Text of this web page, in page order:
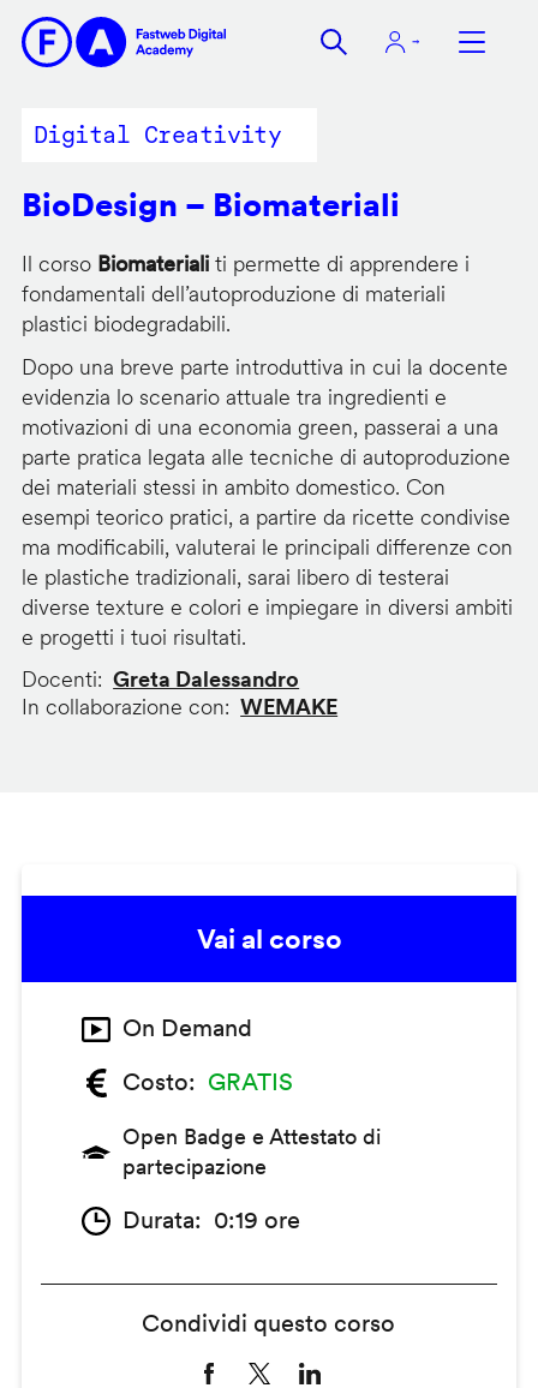
contenuto
Digital Creativity
BioDesign – Biomateriali
Il corso Biomaterialiti permette di apprendere i
fondamentali dell’autoproduzione di materiali
plastici biodegradabili.
Dopo una breve parte introduttiva in cui la docente
evidenzia lo scenario attuale tra ingredienti e
motivazioni di una economia green, passerai a una
parte pratica legata alle tecniche di autoproduzione
dei materiali stessi in ambito domestico. Con
esempi teorico pratici, a partire da ricette condivise
ma modificabili, valuterai le principali differenze con
le plastiche tradizionali, sarai libero di testerai
diverse texture e colori e impiegare in diversi ambiti
e progetti i tuoi risultati.
Docenti
Greta Dalessandro
In collaborazione con
WEMAKE
Vai al corso
On Demand
Costo
GRATIS
Open Badge e Attestato di
partecipazione
Durata 0:19 ore
Condividi questo corso